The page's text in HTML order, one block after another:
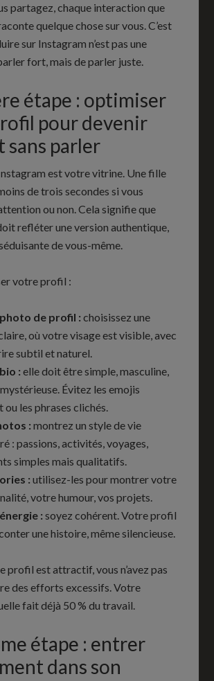
partagez, chaque interaction que
quelque chose sur vous. C’est
sur Instagram n’est pas une
fort, mais de parler juste.
étape : optimiser
pour devenir
parler
est votre vitrine. Une fille
de trois secondes si vous
ou non. Cela signifie que
refléter une version authentique,
de vous-même.
votre profil :
de profil : choisissez une
où votre visage est visible, avec
subtil et naturel.
: elle doit être simple, masculine,
Évitez les emojis
ou les phrases clichés.
: montrez un style de vie
: passions, activités, voyages,
simples mais qualitatifs.
: utilisez-les pour montrer votre
votre humour, vos projets.
: soyez cohérent. Votre profil
une histoire, même silencieuse.
profil est attractif, vous n’avez pas
des efforts excessifs. Votre
fait déjà 50 % du travail.
étape : entrer
dans son